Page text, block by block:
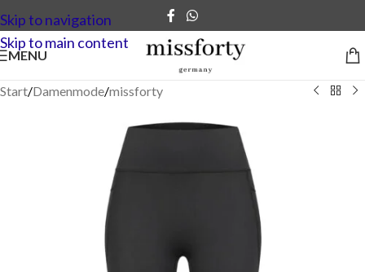
Skip to navigation
Skip to main content
MENU
Start/Damenmode/missforty